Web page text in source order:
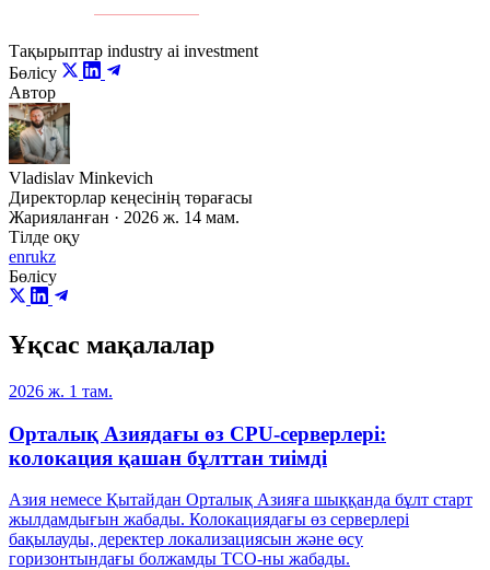
Тақырыптар industry ai investment
Бөлісу
Автор
Vladislav Minkevich
Директорлар кеңесінің төрағасы
Жарияланған · 2026 ж. 14 мам.
Тілде оқу
enrukz
Бөлісу
Ұқсас мақалалар
2026 ж. 1 там.
Орталық Азиядағы өз CPU-серверлері:
колокация қашан бұлттан тиімді
Азия немесе Қытайдан Орталық Азияға шыққанда бұлт старт
жылдамдығын жабады. Колокациядағы өз серверлері
бақылауды, деректер локализациясын және өсу
горизонтындағы болжамды TCO-ны жабады.